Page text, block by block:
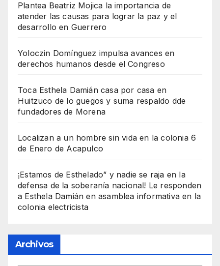
Plantea Beatriz Mojica la importancia de
atender las causas para lograr la paz y el
desarrollo en Guerrero
Yoloczin Domínguez impulsa avances en
derechos humanos desde el Congreso
Toca Esthela Damián casa por casa en
Huitzuco de lo guegos y suma respaldo dde
fundadores de Morena
Localizan a un hombre sin vida en la colonia 6
de Enero de Acapulco
¡Estamos de Esthelado” y nadie se raja en la
defensa de la soberanía nacional! Le responden
a Esthela Damián en asamblea informativa en la
colonia electricista
Archivos